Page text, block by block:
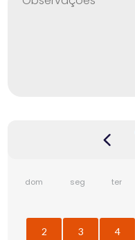
dom seg ter
2 3 4